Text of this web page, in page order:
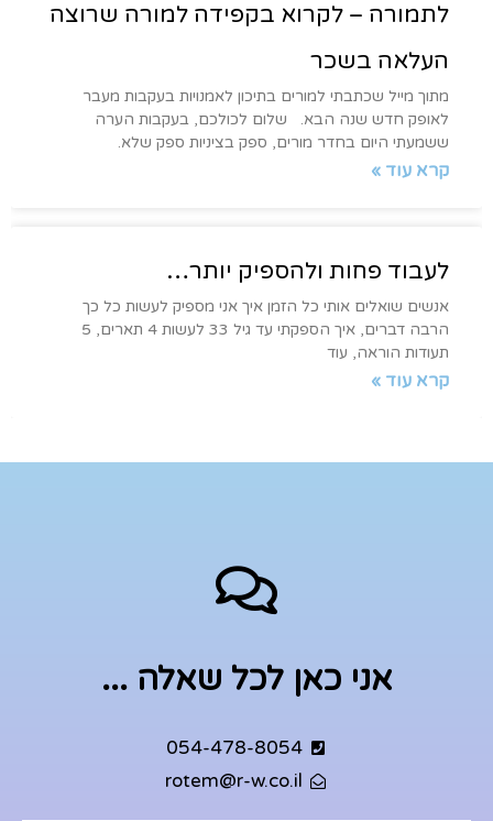
לתמורה – לקרוא בקפידה למורה שרוצה
העלאה בשכר
מתוך מייל שכתבתי למורים בתיכון לאמנויות בעקבות מעבר
לאופק חדש שנה הבא. שלום לכולכם, בעקבות הערה
ששמעתי היום בחדר מורים, ספק בציניות ספק שלא.
קרא עוד »
לעבוד פחות ולהספיק יותר…
אנשים שואלים אותי כל הזמן איך אני מספיק לעשות כל כך
הרבה דברים, איך הספקתי עד גיל 33 לעשות 4 תארים, 5
תעודות הוראה, עוד
קרא עוד »
אני כאן לכל שאלה ...
054-478-8054
rotem@r-w.co.il